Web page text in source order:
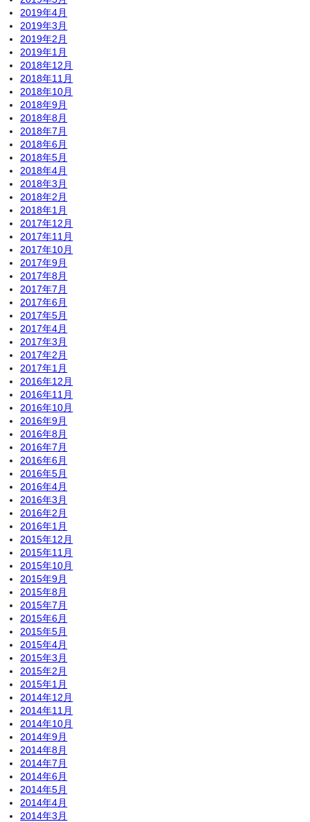
2019年4月
2019年3月
2019年2月
2019年1月
2018年12月
2018年11月
2018年10月
2018年9月
2018年8月
2018年7月
2018年6月
2018年5月
2018年4月
2018年3月
2018年2月
2018年1月
2017年12月
2017年11月
2017年10月
2017年9月
2017年8月
2017年7月
2017年6月
2017年5月
2017年4月
2017年3月
2017年2月
2017年1月
2016年12月
2016年11月
2016年10月
2016年9月
2016年8月
2016年7月
2016年6月
2016年5月
2016年4月
2016年3月
2016年2月
2016年1月
2015年12月
2015年11月
2015年10月
2015年9月
2015年8月
2015年7月
2015年6月
2015年5月
2015年4月
2015年3月
2015年2月
2015年1月
2014年12月
2014年11月
2014年10月
2014年9月
2014年8月
2014年7月
2014年6月
2014年5月
2014年4月
2014年3月